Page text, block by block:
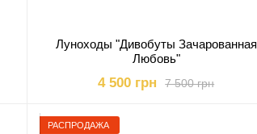
Луноходы "Дивобуты Зачарованная
Любовь"
7 500 грн
4 500 грн
РАСПРОДАЖА